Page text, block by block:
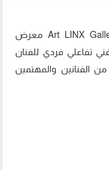
افتُتح مساء أمس في Art LINX Gallery معرض
تفاعلي فردي للفنان
الفنانين والمهتمين